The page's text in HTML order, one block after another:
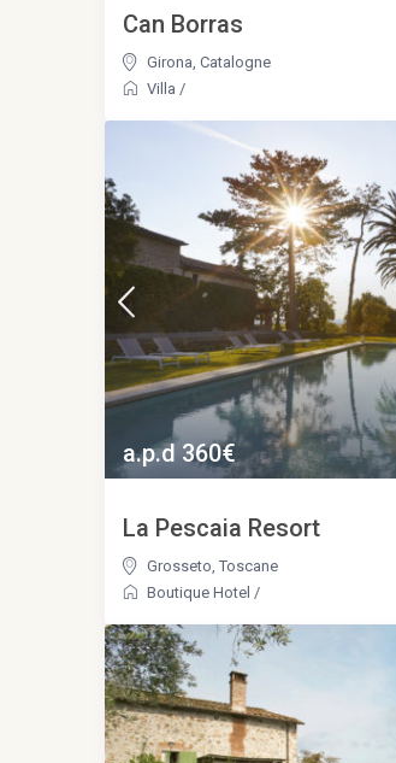
Can Borras
Girona Catalogne
Villa /
a.p.d 360€
La Pescaia Resort
Grosseto, Toscane
Boutique Hotel /